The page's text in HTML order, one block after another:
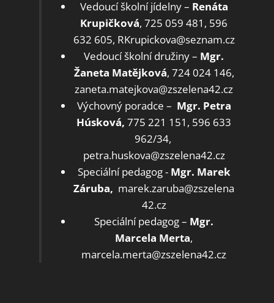
Vedoucí školní jídelny – Renáta
Krupičková, 725 059 481, 596
632 605, RKrupickova@seznam.cz
Vedoucí školní družiny – Mgr.
Žaneta Matějková, 724 024 146,
zaneta.matejkova@zszelena42.cz
Výchovný poradce – Mgr. Petra
Húsková, 775 221 151, 596 633
962/34,
petra.huskova@zszelena42.cz
Speciální pedagog - Mgr. Marek
Záruba, marek.zaruba@zszelena
42.cz
Speciální pedagog – Mgr.
Marcela Merta,
marcela.merta@zszelena42.cz